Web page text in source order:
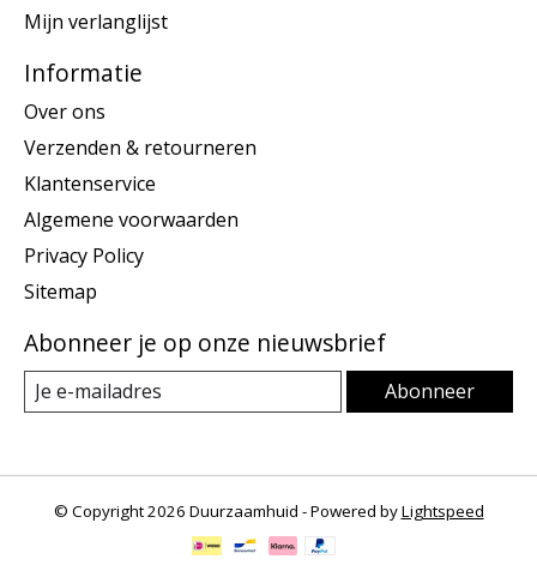
Mijn verlanglijst
Informatie
Over ons
Verzenden & retourneren
Klantenservice
Algemene voorwaarden
Privacy Policy
Sitemap
Abonneer je op onze nieuwsbrief
Abonneer
© Copyright 2026 Duurzaamhuid - Powered byLightspeed